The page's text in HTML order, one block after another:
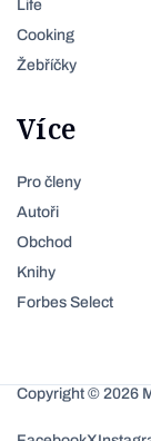
Life
Cooking
Žebříčky
Více
Pro členy
Autoři
Obchod
Knihy
Forbes Select
Copyright © 2026